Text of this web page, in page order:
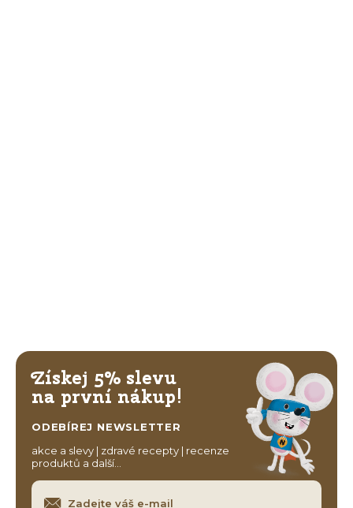
Získej 5% slevu
na první nákup!
ODEBÍREJ NEWSLETTER
akce a slevy | zdravé recepty | recenze
produktů a další…